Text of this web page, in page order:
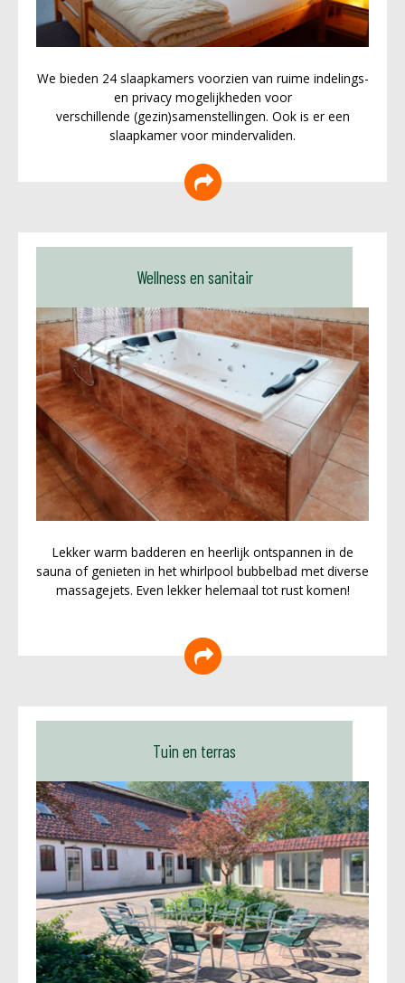
We bieden 24 slaapkamers voorzien van ruime indelings-
en privacy mogelijkheden voor
verschillende (gezin)samenstellingen. Ook is er een
slaapkamer voor mindervaliden.
Wellness en sanitair
Lekker warm badderen en heerlijk ontspannen in de
sauna of genieten in het whirlpool bubbelbad met diverse
massagejets. Even lekker helemaal tot rust komen!
Tuin en terras